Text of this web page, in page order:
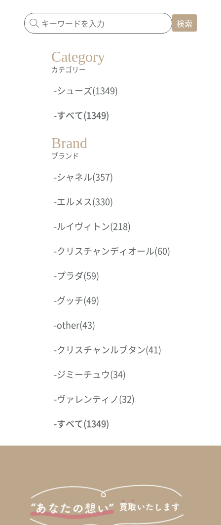
検索
Category
カテゴリー
-シューズ(1349)
-すべて(1349)
Brand
ブランド
-シャネル(357)
-エルメス(330)
-ルイヴィトン(218)
-クリスチャンディオール(60)
-プラダ(59)
-グッチ(49)
-other(43)
-クリスチャンルブタン(41)
-ジミーチュウ(34)
-ヴァレンティノ(32)
-すべて(1349)